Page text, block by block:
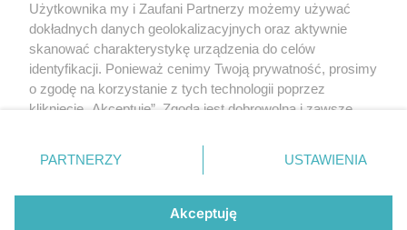
WYDARZENIA
NA SKRÓTY
Użytkownika my i Zaufani Partnerzy możemy używać
dokładnych danych geolokalizacyjnych oraz aktywnie
skanować charakterystykę urządzenia do celów
identyfikacji. Ponieważ cenimy Twoją prywatność, prosimy
o zgodę na korzystanie z tych technologii poprzez
kliknięcie „Akceptuję”. Zgoda jest dobrowolna i zawsze
prywatności znajdujący się w lewym dolnym rogu strony
. Niektóre rodzaje przetwarzania danych nie wymagają
zgody użytkownika, ale masz prawo sprzeciwić się
takiemu przetwarzaniu. Preferencje będą miały
PARTNERZY USTAWIENIA
Akceptuję